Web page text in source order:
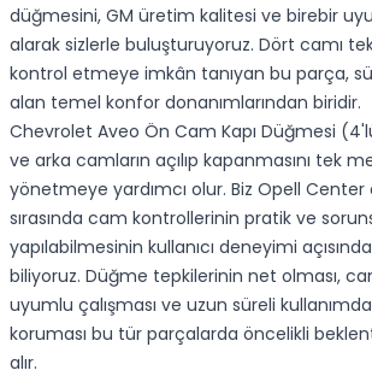
düğmesini, GM üretim kalitesi ve birebir
alarak sizlerle buluşturuyoruz. Dört camı
kontrol etmeye imkân tanıyan bu parça,
alan temel konfor donanımlarından biridir.
Chevrolet Aveo Ön Cam Kapı Düğmesi
ve arka camların açılıp kapanmasını tek
yönetmeye yardımcı olur. Biz Opell Center
sırasında cam kontrollerinin pratik ve
yapılabilmesinin kullanıcı deneyimi
biliyoruz. Düğme tepkilerinin net olması,
uyumlu çalışması ve uzun süreli
koruması bu tür parçalarda öncelikli
alır.